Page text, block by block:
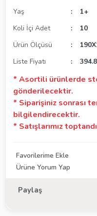
Yaş
1+
Koli İçi Adet
10
Ürün Ölçüsü
Liste Fiyatı
* Asortili ürünlerde
gönderilecektir.
* Siparişiniz sonrası
bilgilendirecektir.
* Satışlarımız
Ürüne Yorum Yap
Paylaş